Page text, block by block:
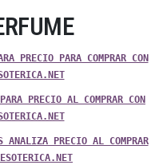
PRECIO PARA COMPRAR CON
PRECIO AL COMPRAR CON
ANALIZA PRECIO AL COMPRAR